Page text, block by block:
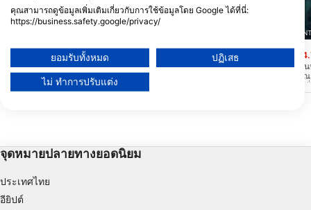
AEGEAN DIVERS, 84700
Groupers Reef
แนวปะการังปลาเก๋าอยู่ใ
เป็นสถานที่แห่งเดียวที่คุ
ในปล่องภูเขาไฟจากชา
แนว สถานที่ดำน้ำ ภูเขา
หลักสูตรดำน้ำลึก หลักสูต
จุดหมายปลายทางยอดนิยม
ประเทศไทย
อียิปต์
คุณสามารถดูข้อมูลเพิ่มเติมเกี่ยวกับการใช้ข้อมูลโดย Google ได้ที่นี่:
https://business.safety.google/privacy/
ความยินยอมของคุณและนโยบาย cookie มีผลกับเว็บไซต์/แอปนี้เท่านั้น
ดูรายชื่อพันธมิตร (1 ผู้จำหน่าย IAB)
เราใช้ข้อมูลของคุณเพื่อวัตถุประสงค์ดังต่อไปนี้:
Use limited data to select advertising
Create profiles for personalised advertising
ยอมรับทั้งหมด ปฏิเสธ
ไม่ ทำการปรับแต่ง